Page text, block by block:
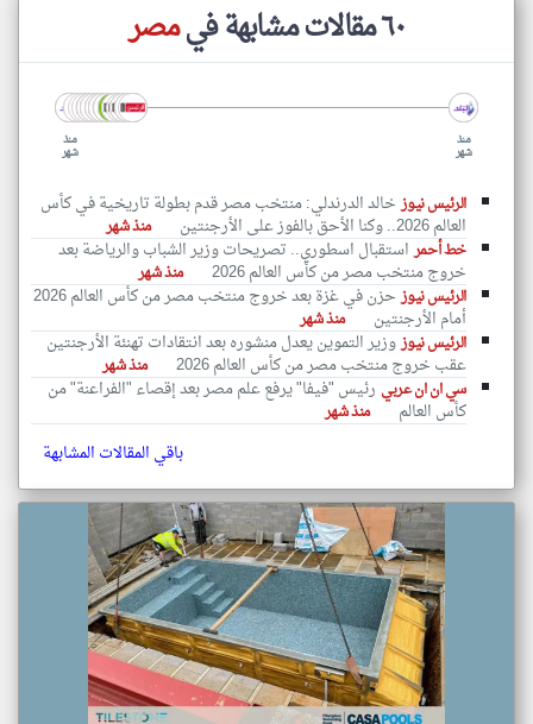
٦٠ مقالات مشابهة في مصر
منذ
شهر
منذ
شهر
الرئيس نيوز خالد الدرندلي: منتخب مصر قدم بطولة تاريخية في كأس
العالم 2026.. وكنا الأحق بالفوز على الأرجنتين
منذ شهر
خط أحمر استقبال اسطوري.. تصريحات وزير الشباب والرياضة بعد
خروج منتخب مصر من كأس العالم 2026
منذ شهر
الرئيس نيوز
حزن في غزة بعد خروج منتخب مصر من كأس العالم 2026
أمام الأرجنتين
منذ شهر
الرئيس نيوزوزير التموين يعدل منشوره بعد انتقادات تهنئة الأرجنتين
عقب خروج منتخب مصر من كأس العالم 2026
منذ شهر
سي ان ان عربي رئيس "فيفا" يرفع علم مصر بعد إقصاء "الفراعنة" من
كأس العالم منذ شهر
باقي المقالات المشابهة